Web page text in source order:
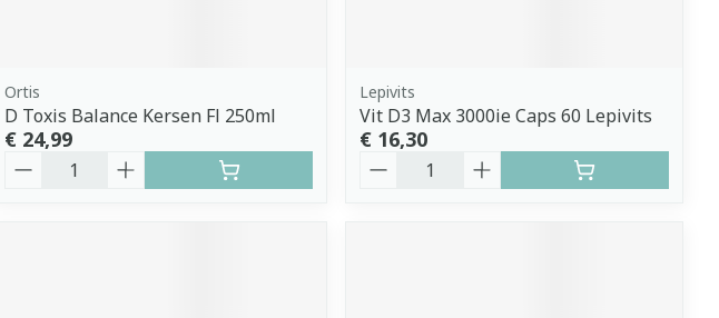
Ortis
D Toxis Balance Kersen Fl 250ml
€ 24,99
Lepivits
Vit D3 Max 3000ie Caps 60 Lepivits
€ 16,30